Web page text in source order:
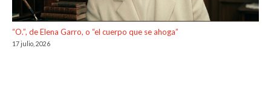
“O.”, de Elena Garro, o “el cuerpo que se ahoga”
17 julio, 2026